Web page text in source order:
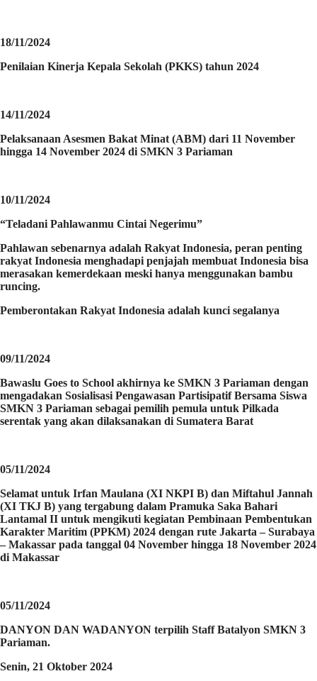
18/11/2024
Penilaian Kinerja Kepala Sekolah (PKKS) tahun 2024
14/11/2024
Pelaksanaan Asesmen Bakat Minat (ABM) dari 11 November
hingga 14 November 2024 di SMKN 3 Pariaman
10/11/2024
“Teladani Pahlawanmu Cintai Negerimu”
Pahlawan sebenarnya adalah Rakyat Indonesia, peran penting
rakyat Indonesia menghadapi penjajah membuat Indonesia bisa
merasakan kemerdekaan meski hanya menggunakan bambu
runcing.
Pemberontakan Rakyat Indonesia adalah kunci segalanya
09/11/2024
Bawaslu Goes to School akhirnya ke SMKN 3 Pariaman dengan
mengadakan Sosialisasi Pengawasan Partisipatif Bersama Siswa
SMKN 3 Pariaman sebagai pemilih pemula untuk Pilkada
serentak yang akan dilaksanakan di Sumatera Barat
05/11/2024
Selamat untuk Irfan Maulana (XI NKPI B) dan Miftahul Jannah
(XI TKJ B) yang tergabung dalam Pramuka Saka Bahari
Lantamal II untuk mengikuti kegiatan Pembinaan Pembentukan
Karakter Maritim (PPKM) 2024 dengan rute Jakarta – Surabaya
– Makassar pada tanggal 04 November hingga 18 November 2024
di Makassar
05/11/2024
DANYON DAN WADANYON terpilih Staff Batalyon SMKN 3
Pariaman.
Senin, 21 Oktober 2024